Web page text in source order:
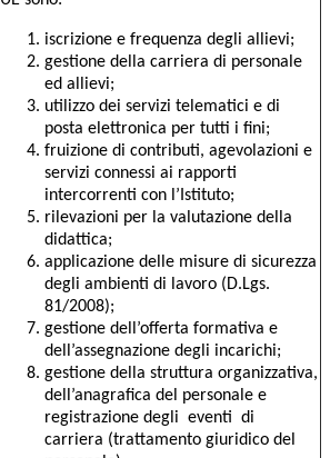
iscrizione e frequenza degli allievi;
gestione della carriera di personale
ed allievi;
utilizzo dei servizi telematici e di
posta elettronica per tutti i fini;
fruizione di contributi, agevolazioni e
servizi connessi ai rapporti
intercorrenti con l’Istituto;
rilevazioni per la valutazione della
didattica;
applicazione delle misure di sicurezza
degli ambienti di lavoro (D.Lgs.
81/2008);
gestione dell’offerta formativa e
dell’assegnazione degli incarichi;
gestione della struttura organizzativa,
dell’anagrafica del personale e
registrazione degli eventi di
carriera (trattamento giuridico del